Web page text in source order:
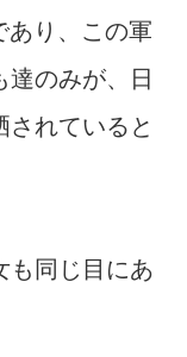
あり、この軍
のみが、日
れていると
も同じ目にあ